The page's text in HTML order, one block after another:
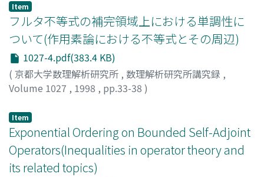
Item
フルタ不等式の補完領域上における単調性に
ついて(作用素論における不等式とその周辺)
1027-4.pdf(383.4 KB)
( 京都大学数理解析研究所 , 数理解析研究所講究録 ,
Volume 1027 , 1998 , pp.33-38 )
Item
Exponential Ordering on Bounded Self-Adjoint
Operators(Inequalities in operator theory and
its related topics)